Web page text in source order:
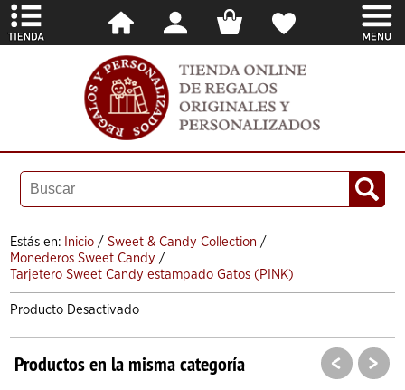
Estás en: Inicio /Sweet & Candy Collection /
Monederos Sweet Candy /
Tarjetero Sweet Candy estampado Gatos (PINK)
Producto Desactivado
Productos en la misma categoría < >